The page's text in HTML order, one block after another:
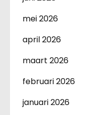
mei 2026
april 2026
maart 2026
februari 2026
januari 2026